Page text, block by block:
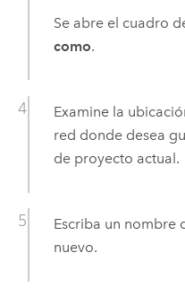
Se abre el cuadro
como.
Examine la
red donde desea
de proyecto actual.
Escriba un nombre
nuevo.